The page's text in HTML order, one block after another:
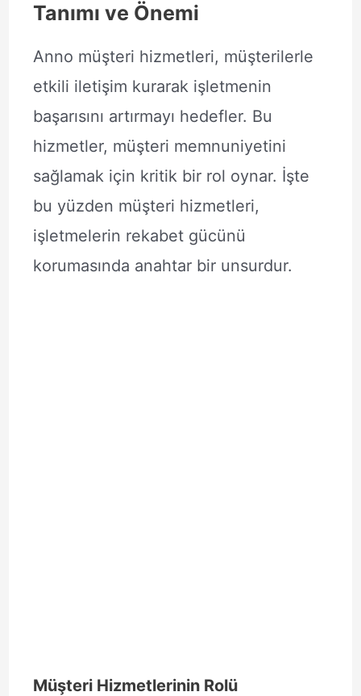
Tanımı ve Önemi
Anno müşteri hizmetleri, müşterilerle
etkili iletişim kurarak işletmenin
başarısını artırmayı hedefler. Bu
hizmetler, müşteri memnuniyetini
sağlamak için kritik bir rol oynar. İşte
bu yüzden müşteri hizmetleri,
işletmelerin rekabet gücünü
korumasında anahtar bir unsurdur.
Müşteri Hizmetlerinin Rolü